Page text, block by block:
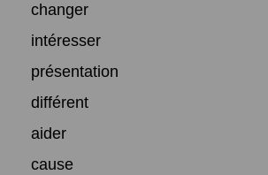
changer
intéresser
présentation
différent
aider
cause